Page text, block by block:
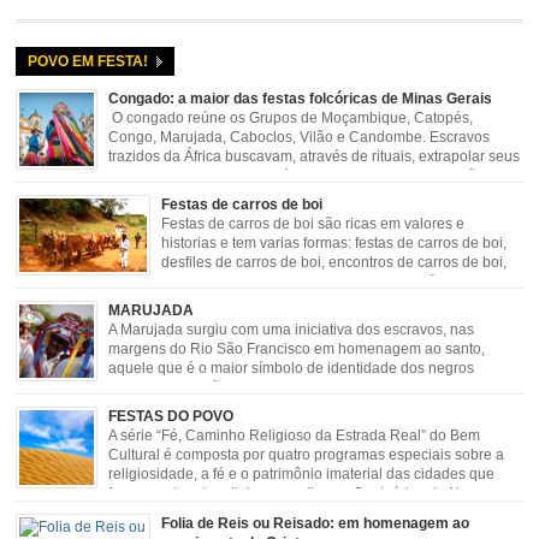
POVO EM FESTA!
Congado: a maior das festas folcóricas de Minas Gerais
O congado reúne os Grupos de Moçambique, Catopés,
Congo, Marujada, Caboclos, Vilão e Candombe. Escravos
trazidos da África buscavam, através de rituais, extrapolar seus
sentimentos e culto a sua fé. O Congado nasceu da fusão
destes ritos com a religião católica, imposta aos negros pela Igreja, surgindo
novas histórias que envolviam, sobretudo, Nossa Senhora do […]
Festas de carros de boi
Festas de carros de boi são ricas em valores e
historias e tem varias formas: festas de carros de boi,
desfiles de carros de boi, encontros de carros de boi,
de boi, carreteada, carreiros, candeeiros, boiadas, carapinas, artesãos,
exposição agropecuária, ou seja é um ponto forte […]
MARUJADA
A Marujada surgiu com uma iniciativa dos escravos, nas
margens do Rio São Francisco em homenagem ao santo,
aquele que é o maior símbolo de identidade dos negros
sendo milagroso e grande protetor de suas causas. o ponto alto da festa de
São Benedito é a Marujada. […]
FESTAS DO POVO
A série “Fé, Caminho Religioso da Estrada Real” do Bem
Cultural é composta por quatro programas especiais sobre a
religiosidade, a fé e o patrimônio imaterial das cidades que
fazem parte rota religiosa que liga os Santuários de Nossa
Senhora da Piedade (MG) e Nossa Senhora da Conceição Aparecida (SP)
pela Estrada Real. Quarto episódio […]
Folia de Reis ou Reisado: em homenagem ao